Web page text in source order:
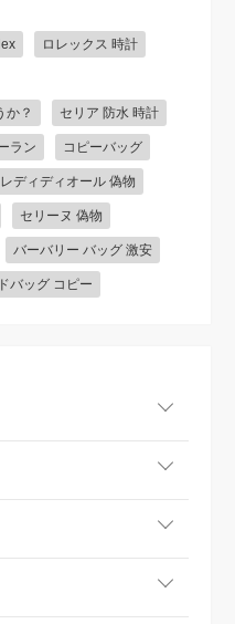
ロレックス 時計
か？ セリア 防水 時計
ラン コピーバッグ
レディディオール 偽物
セリーヌ 偽物
バーバリー バッグ 激安
バッグ コピー